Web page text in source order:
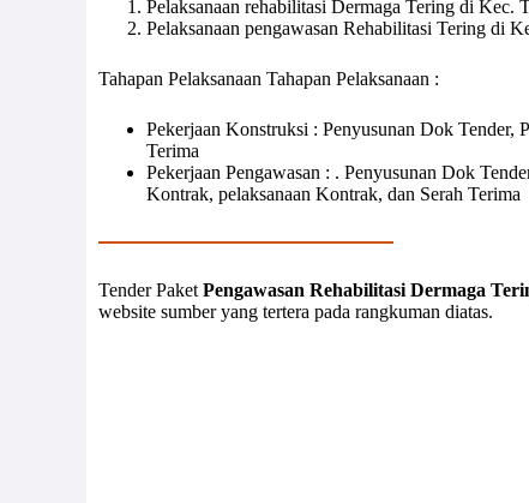
Pelaksanaan rehabilitasi Dermaga Tering di Kec.
Pelaksanaan pengawasan Rehabilitasi Tering di
Tahapan Pelaksanaan Tahapan Pelaksanaan :
Pekerjaan Konstruksi : Penyusunan Dok Tender,
Terima
Pekerjaan Pengawasan : . Penyusunan Dok
Kontrak, pelaksanaan Kontrak, dan Serah Terima
Tender Paket Pengawasan Rehabilitasi Dermaga
website sumber yang tertera pada rangkuman diatas.